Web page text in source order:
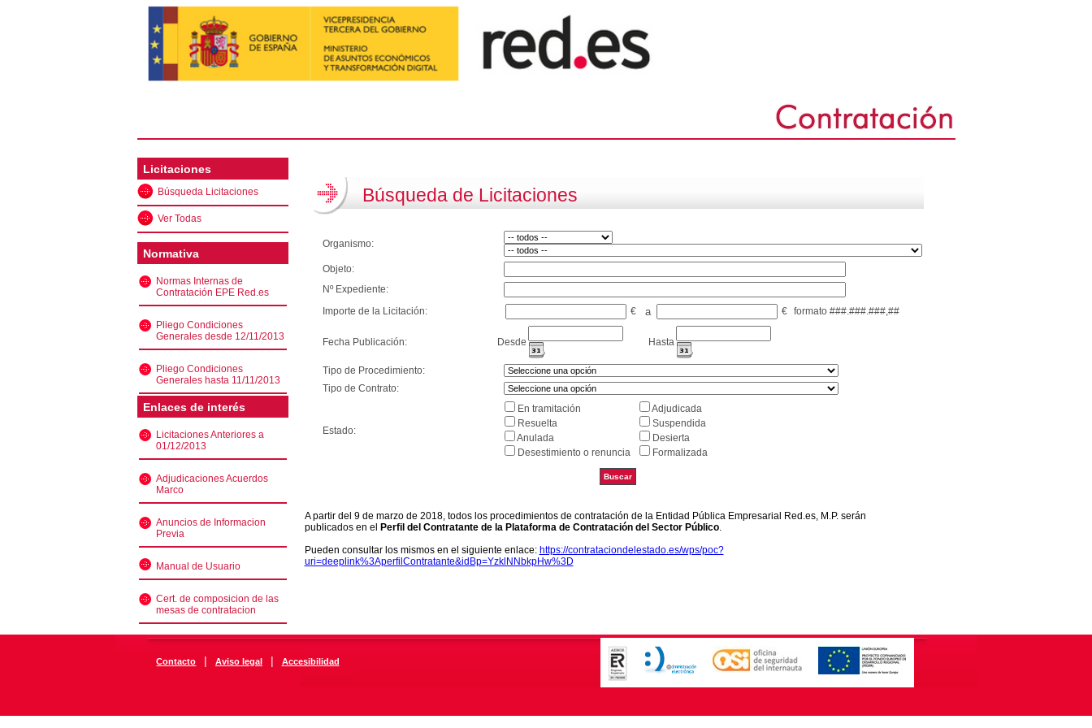
Licitaciones
Búsqueda Licitaciones
Ver Todas
Normativa
Normas Internas de
Contratación EPE Red.es
Pliego Condiciones
Generales desde 12/11/2013
Pliego Condiciones
Generales hasta 11/11/2013
Enlaces de interés
Licitaciones Anteriores a
01/12/2013
Adjudicaciones Acuerdos
Marco
Anuncios de Informacion
Previa
Manual de Usuario
Cert. de composicion de las
mesas de contratacion
Búsqueda de Licitaciones
Organismo:
Objeto:
Nº Expediente:
Importe de la Licitación:
€ a € formato ###.###.###,##
Fecha Publicación: Desde Hasta
Tipo de Procedimiento:
Tipo de Contrato:
Estado:
En tramitación
Adjudicada
Resuelta
Suspendida
Anulada
Desierta
Desestimiento o renuncia
Formalizada
A partir del 9 de marzo de 2018, todos los procedimientos de contratación de la Entidad Pública Empresarial Red.es, M.P. serán
publicados en el
Perfil del Contratante de la Plataforma de Contratación del Sector Público.
Pueden consultar los mismos en el siguiente enlace: https://contrataciondelestado.es/wps/poc?
uri=deeplink%3AperfilContratante&idBp=YzklNNbkpHw%3D
Contacto | Aviso legal | Accesibilidad